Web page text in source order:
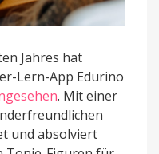
Jahres hat
Lern-App Edurino
. Mit einer
und absolviert